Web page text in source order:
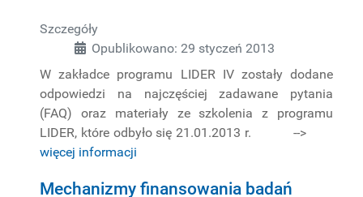
Szczegóły
Opublikowano: 29 styczeń 2013
W zakładce programu LIDER IV zostały dodane
odpowiedzi na najczęściej zadawane pytania
(FAQ) oraz materiały ze szkolenia z programu
LIDER, które odbyło się 21.01.2013 r. -->
więcej informacji
Mechanizmy finansowania badań